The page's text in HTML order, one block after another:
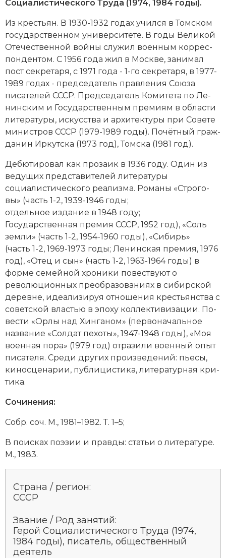
Генеалогия, геральдика
Государство и право
Европа
Империи
Историческая география и топонимика
История материальной и духовной культуры
История международных отношений
История, философия, теория и методология
исторического знания
Итория международных отношений
Латинская Америка
Новая история
Новейшая история
Образование
Общественные объединения и организации
Политическая история
Революции и народные движения
Социально-экономическая история
Специальные исторические дисциплины
СССР
Южная Америка
Социалистического Тру­да (1974, 1984 годы).
Из кре­сть­ян. В 1930-1932 годах учил­ся в Том­ском
государственном университете. В го­ды Великой
Отечественной вой­ны слу­жил во­енным кор­рес­
пон­ден­том. С 1956 года жил в Мо­с­к­ве, за­ни­мал
пост сек­ре­та­ря, c 1971 года - 1-го сек­ре­та­ря, в 1977-
1989 годах - председатель прав­ле­ния Союза
писателей СССР. Председатель Комитета по Ле­
нин­ским и Государственным пре­ми­ям в об­лас­ти
литературы, искусства и ар­хи­тек­ту­ры при Совете
министров СССР (1979-1989 годы). По­чёт­ный гра­ж­
да­нин Ир­кут­ска (1973 год), Том­ска (1981 год).
Де­бю­ти­ро­вал как про­за­ик в 1936 году. Один из
ве­ду­щих пред­ста­ви­те­лей литературы
социалистического реа­лиз­ма. Ро­ма­ны «Стро­го­
вы» (часть 1-2, 1939-1946 годы;
отдельное издание в 1948 году;
Государственная премия СССР, 1952 год), «Соль
зем­ли» (часть 1-2, 1954-1960 годы), «Си­бирь»
(часть 1-2, 1969-1973 годы; Ле­нин­ская премия, 1976
год), «Отец и сын» (часть 1-2, 1963-1964 годы) в
фор­ме се­мей­ной хро­ни­ки по­ве­ст­ву­ют о
революционных пре­об­ра­зо­ва­ни­ях в си­бир­ской
де­рев­не, идеа­ли­зи­руя от­но­ше­ния кре­сть­ян­ст­ва с
советской вла­стью в эпо­ху кол­лек­ти­ви­за­ции. По­
вес­ти «Ор­лы над Хин­га­ном» (пер­во­на­чаль­ное
название «Сол­дат пе­хо­ты», 1947-1948 годы), «Моя
во­ен­ная по­ра» (1979 год) от­ра­зи­ли во­енный опыт
пи­са­те­ля. Сре­ди других про­изведений: пье­сы,
ки­но­сце­на­рии, пуб­ли­ци­сти­ка, литера­тур­ная кри­
ти­ка.
Сочинения:
Собр. соч. М., 1981–1982. Т. 1–5;
В по­ис­ках по­эзии и прав­ды: ста­тьи о ли­те­ра­ту­ре.
М., 1983.
Страна / регион:
СССР
Звание / Род занятий:
Герой Социалистического Труда (1974,
1984 годы), писатель, общественный
деятель